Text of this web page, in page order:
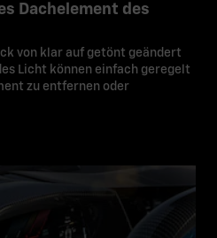
Dachelement des
von klar auf getönt geändert
Licht können einfach geregelt
zu entfernen oder